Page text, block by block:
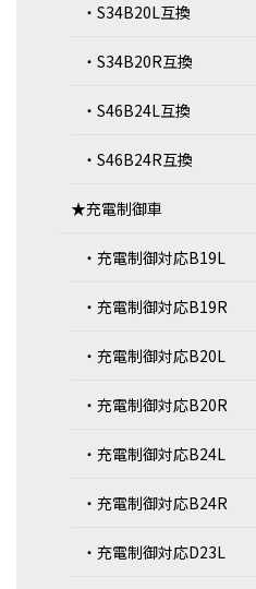
・S34B20L互換
・S34B20R互換
・S46B24L互換
・S46B24R互換
★充電制御車
・充電制御対応B19L
・充電制御対応B19R
・充電制御対応B20L
・充電制御対応B20R
・充電制御対応B24L
・充電制御対応B24R
・充電制御対応D23L